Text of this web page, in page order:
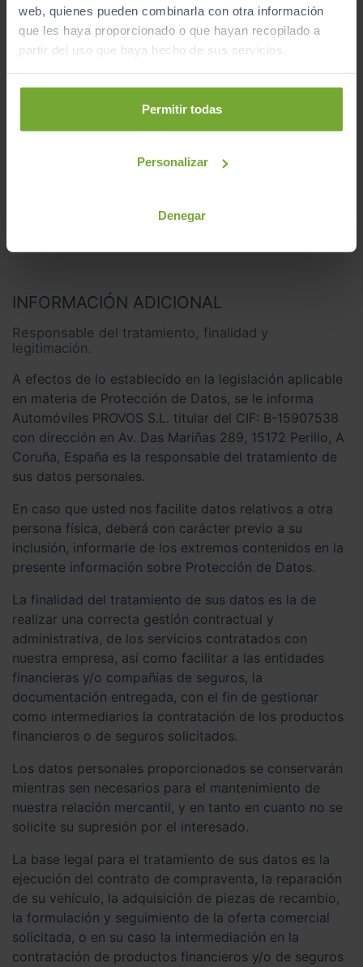
web, quienes pueden combinarla con otra información
que les haya proporcionado o que hayan recopilado a
partir del uso que haya hecho de sus servicios.
Permitir todas
Personalizar
Denegar
identifiquen como obligatorios para obtener un
servicio en el momento de facilitar los citados datos,
supondrá la imposibilidad de poder prestar el servicio,
8 – Responsabilidad del usuario que
facilitar datos de su titularidad y de ser mayor de
INFORMACIÓN ADICIONAL
Responsable del tratamiento, finalidad y
legitimación.
A efectos de lo establecido en la legislación aplicable
en materia de Protección de Datos, se le informa
Automóviles PROVOS S.L. titular del CIF: B-15907538
con dirección en Av. Das Mariñas 289, 15172 Perillo, A
Coruña, España es la responsable del tratamiento de
sus datos personales.
En caso que usted nos facilite datos relativos a otra
persona física, deberá con carácter previo a su
inclusión, informarle de los extremos contenidos en la
presente información sobre Protección de Datos.
La finalidad del tratamiento de sus datos es la de
realizar una correcta gestión contractual y
administrativa, de los servicios contratados con
nuestra empresa, así como facilitar a las entidades
financieras y/o compañías de seguros, la
documentación entregada, con el fin de gestionar
como intermediarios la contratación de los productos
financieros o de seguros solicitados.
Los datos personales proporcionados se conservarán
mientras sen necesarios para el mantenimiento de
nuestra relación mercantil, y en tanto en cuanto no se
solicite su supresión por el interesado.
La base legal para el tratamiento de sus datos es la
ejecución del contrato de compraventa, la reparación
de su vehículo, la adquisición de piezas de recambio,
la formulación y seguimiento de la oferta comercial
solicitada, o en su caso la intermediación en la
contratación de productos financieros y/o de seguros